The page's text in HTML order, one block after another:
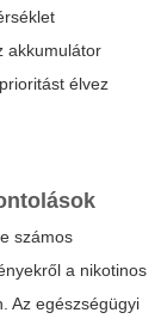
akkumulátor
élvez
számos
a nikotinos
Az egészségügyi